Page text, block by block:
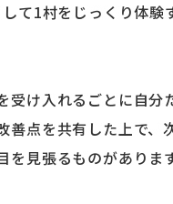
て1村をじっくり体
け入れるごとに自分
点を共有した上で、
見張るものがあります